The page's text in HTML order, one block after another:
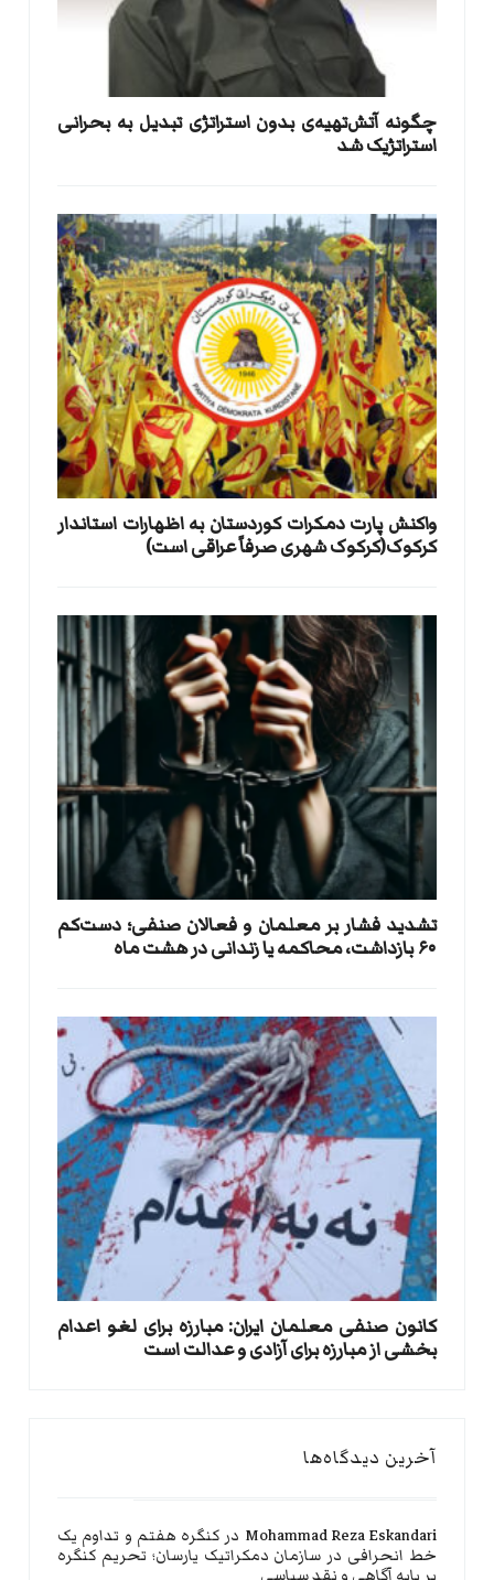
​چگونه آتش‌تهیه‌ی بدون استراتژی تبدیل به بحرانی
استراتژیک شد
واکنش پارت دمکرات کوردستان به اظهارات استاندار
کرکوک(کرکوک شهری صرفاً عراقی است)
تشدید فشار بر معلمان و فعالان صنفی؛ دست‌کم
۶۰ بازداشت، محاکمه یا زندانی در هشت ماه
کانون صنفی معلمان ایران: مبارزه برای لغو اعدام
بخشی از مبارزه برای آزادی و عدالت است
آخرین دیدگاه‌ها
Mohammad Reza Eskandari در کنگره هفتم و تداوم یک
خط انحرافی در سازمان دمکراتیک یارسان؛ تحریم کنگره